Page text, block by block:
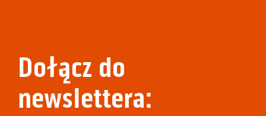
Dołącz do
newslettera: